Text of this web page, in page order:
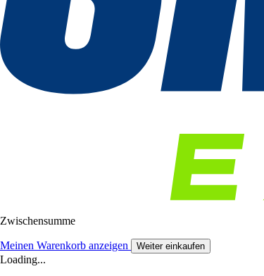
Zwischensumme
Meinen Warenkorb anzeigen Weiter einkaufen
Loading...